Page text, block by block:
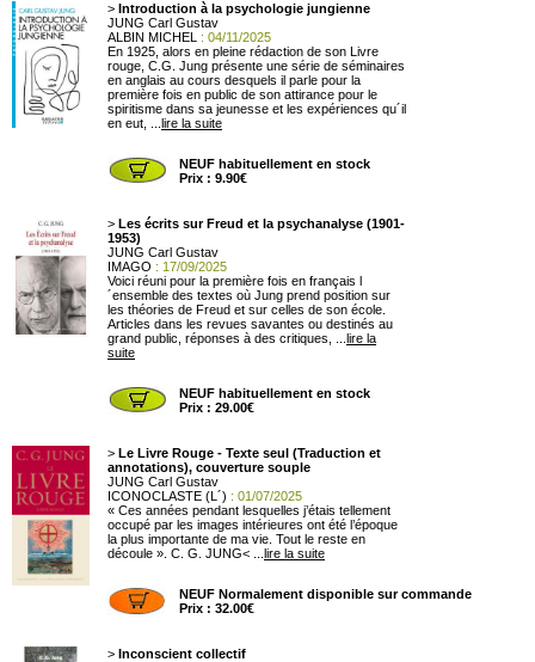
> Introduction à la psychologie jungienne
JUNG Carl Gustav
ALBIN MICHEL
: 04/11/2025
En 1925, alors en pleine rédaction de son Livre
rouge, C.G. Jung présente une série de séminaires
en anglais au cours desquels il parle pour la
première fois en public de son attirance pour le
spiritisme dans sa jeunesse et les expériences qu´il
en eut, ... lire la suite
NEUF habituellement en stock
Prix : 9.90€
> Les écrits sur Freud et la psychanalyse (1901-
1953)
JUNG Carl Gustav
IMAGO : 17/09/2025
Voici réuni pour la première fois en français l
´ensemble des textes où Jung prend position sur
les théories de Freud et sur celles de son école.
Articles dans les revues savantes ou destinés au
grand public, réponses à des critiques, ... lire la
suite
NEUF habituellement en stock
Prix : 29.00€
> Le Livre Rouge - Texte seul (Traduction et
annotations), couverture souple
JUNG Carl Gustav
ICONOCLASTE (L´) : 01/07/2025
« Ces années pendant lesquelles j’étais tellement
occupé par les images intérieures ont été l’époque
la plus importante de ma vie. Tout le reste en
découle ». C. G. JUNG< ... lire la suite
NEUF Normalement disponible sur commande
Prix : 32.00€
> Inconscient collectif